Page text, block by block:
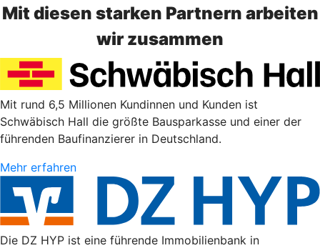
Mit diesen starken Partnern arbeiten
wir zusammen
Mit rund 6,5 Millionen Kundinnen und Kunden ist
Schwäbisch Hall die größte Bausparkasse und einer der
führenden Baufinanzierer in Deutschland.
Mehr erfahren
Die DZ HYP ist eine führende Immobilienbank in